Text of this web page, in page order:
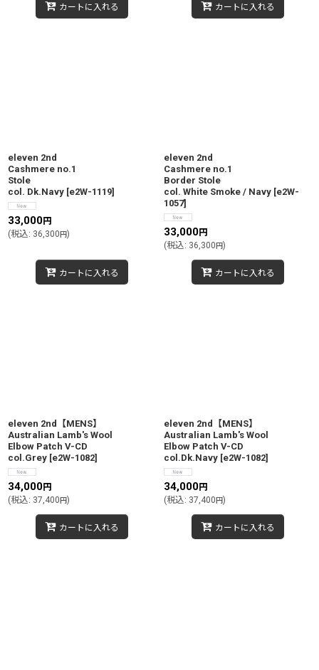
カートに入れる カートに入れる
eleven 2nd
Cashmere no.1
Stole
col. Dk.Navy [e2W-1119]
33,000円
(税込: 36,300円)
カートに入れる
eleven 2nd
Cashmere no.1
Border Stole
col. White Smoke / Navy [e2W-
1057]
33,000円
(税込: 36,300円)
カートに入れる
eleven 2nd【MENS】
Australian Lamb's Wool
Elbow Patch V-CD
col.Grey [e2W-1082]
34,000円
(税込: 37,400円)
カートに入れる
eleven 2nd【MENS】
Australian Lamb's Wool
Elbow Patch V-CD
col.Dk.Navy [e2W-1082]
34,000円
(税込: 37,400円)
カートに入れる